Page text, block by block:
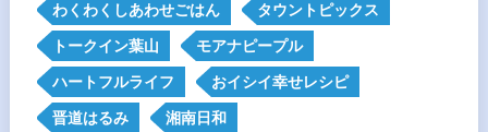
わくわくしあわせごはん タウントピックス
トークイン葉山 モアナピープル
ハートフルライフ おイシイ幸せレシピ
晋道はるみ 湘南日和